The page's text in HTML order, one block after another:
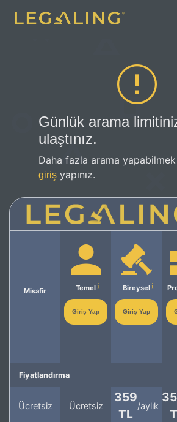
Günlük arama
ulaştınız.
Daha fazla arama
giriş yapınız.
Misafir Temel
Giriş Yap
Bireysel
Giriş Yap
Fiyatlandırma
Ücretsiz Ücretsiz
359
TL
/aylık